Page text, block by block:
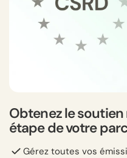
Obtenez le
étape de votre
Gérez toutes vos